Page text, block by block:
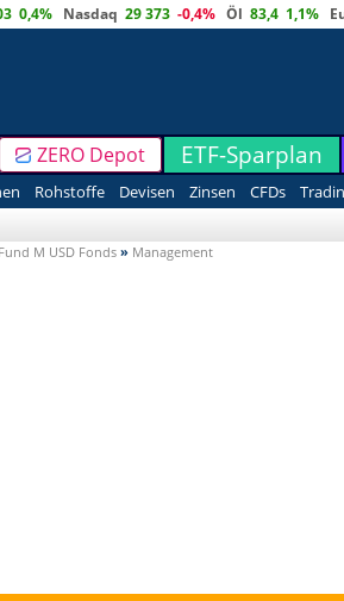
0,4% Nasdaq 29 373 -0,4% Öl 83,4 1,1%
ZERO Depot ETF-Sparplan
Rohstoffe Devisen Zinsen CFDs
M USD Fonds » Management